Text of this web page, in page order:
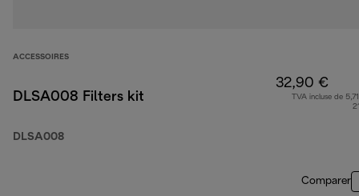
ACCESSOIRES
DLSA008 Filters kit
DLSA008
32,90 €
TVA incluse de
Comparer